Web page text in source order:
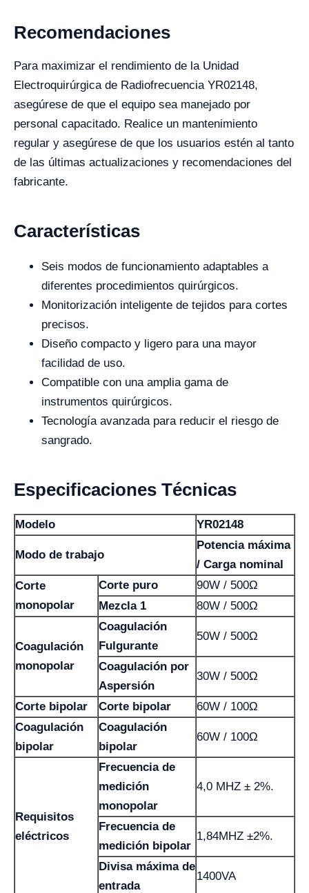
Recomendaciones
Para maximizar el rendimiento de la Unidad
Electroquirúrgica de Radiofrecuencia YR02148,
asegúrese de que el equipo sea manejado por
personal capacitado. Realice un mantenimiento
regular y asegúrese de que los usuarios estén al tanto
de las últimas actualizaciones y recomendaciones del
fabricante.
Características
Seis modos de funcionamiento adaptables a
diferentes procedimientos quirúrgicos.
Monitorización inteligente de tejidos para cortes
precisos.
Diseño compacto y ligero para una mayor
facilidad de uso.
Compatible con una amplia gama de
instrumentos quirúrgicos.
Tecnología avanzada para reducir el riesgo de
sangrado.
Especificaciones Técnicas
Modelo YR02148
Modo de trabajo
Potencia máxima
/ Carga nominal
Corte
monopolar
Corte puro
90W / 500Ω
Mezcla 1
80W / 500Ω
Coagulación
monopolar
Coagulación
Fulgurante
50W / 500Ω
Coagulación por
Aspersión
30W / 500Ω
Corte bipolar Corte bipolar
60W / 100Ω
Coagulación
bipolar
Coagulación
bipolar
60W / 100Ω
Requisitos
eléctricos
Frecuencia de
medición
monopolar
4,0 MHZ ± 2%.
Frecuencia de
medición bipolar
1,84MHZ ±2%.
Divisa máxima de
entrada
1400VA